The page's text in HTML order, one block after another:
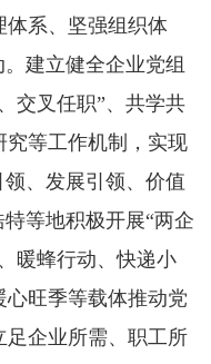
体系、坚强组织体
建立健全企业党组
交叉任职”、共学共
究等工作机制，实现
、发展引领、价值
等地积极开展“两企
暖蜂行动、快递小
旺季等载体推动党
足企业所需、职工所